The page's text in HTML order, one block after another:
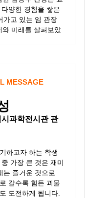
양한 경험을 쌓은
가고 있는 임 관장
와 미래를 살펴보았
MESSAGE
과학전시관 관
하고자 하는 학생
가장 큰 것은 재미
는 즐거운 것으로
갈수록 힘든 괴물
도전하게 됩니다.